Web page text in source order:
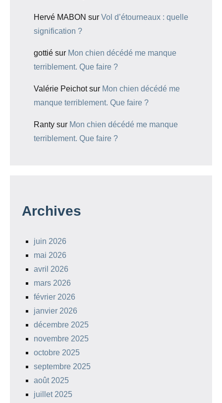
Hervé MABON sur Vol d’étourneaux : quelle
signification ?
gottié sur Mon chien décédé me manque
terriblement. Que faire ?
Valérie Peichotsur Mon chien décédé me
manque terriblement. Que faire ?
Ranty sur Mon chien décédé me manque
terriblement. Que faire ?
Archives
juin 2026
mai 2026
avril 2026
mars 2026
février 2026
janvier 2026
décembre 2025
novembre 2025
octobre 2025
septembre 2025
août 2025
juillet 2025